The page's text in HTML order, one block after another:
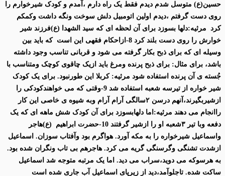
حسین(ع) متوسل شدم دیدم فقط یک راه دارم ،آمدم و کودک شیرخوارم را
روی دست گرفتم ،دیدم اولین اتومبیل دلش سوخت ونگه داشت وکمکم
کرد مرثیه:دلها بسوزد برای آن لحظه ای که سید الشهدا (ع)فرزند شیر
خوارش را روی دست بلند کرد 8-ازاحکام فقهی این است که باید بین
وسیله ای که برای ذبح بکار گرفته می شود و قربانی تناسب وجود داشته
باشد، برای مثال: برای ذبح پرنده ومرغ باید ازیک چاقوی کوچک ومتناسب با
جُسته ی آن پرنده استفاده شود مرثیه: کربلا این طورنبود. برای یک کودک
شیر خواره از تیرسه شعبه استفاده شد 9-وقتی که می خواهندکودکی را
ازشیربگیرند،آنهم درسن ٢سالگی آرام آرام وبه شیوه ی خاصی این کار
راانجام می دهند مرثیه:اما دلهابسوزد برای آن کودک شش ماهه ای که یک
دفعه وبا تیر ٣شعبه او را ازشیر گرفتند 10-حضرت ابراهیم (ع)هاجر
واسماعیل شیرخواره را به مکه آورد. هواگرم بود وآفتاب سوزان. اسماعیل
ازشدت تشنگی وگرسنگی گریه می کرد. هاجرهم بی تاب ونگران شده بود.
به هرسوکه می دوید،سراب می دید. اما یک مرتبه متوجه شد اسماعیل
ساکت شده. تاجلوآمد،دید از زیرپای اسماعیل آب جاری شده است